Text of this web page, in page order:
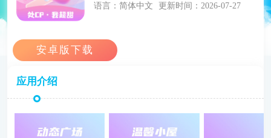
语言：简体中文
更新时间：2026-07-27
应用介绍